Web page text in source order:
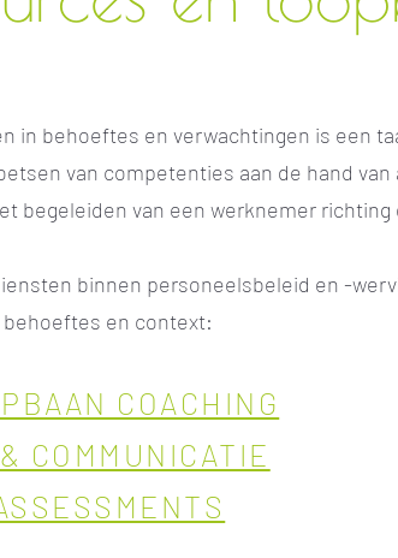
in behoeftes en verwachtingen is een
van competenties aan de hand
begeleiden van een werknemer richting
binnen personeelsbeleid en -
behoeftes en context:
COACHING
COMMUNICATIE